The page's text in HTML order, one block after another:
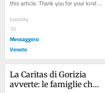
chiusura
this article. Thank you for your kind
tuesday
10
Messaggero
Veneto
La Caritas di Gorizia
avverte: le famiglie che